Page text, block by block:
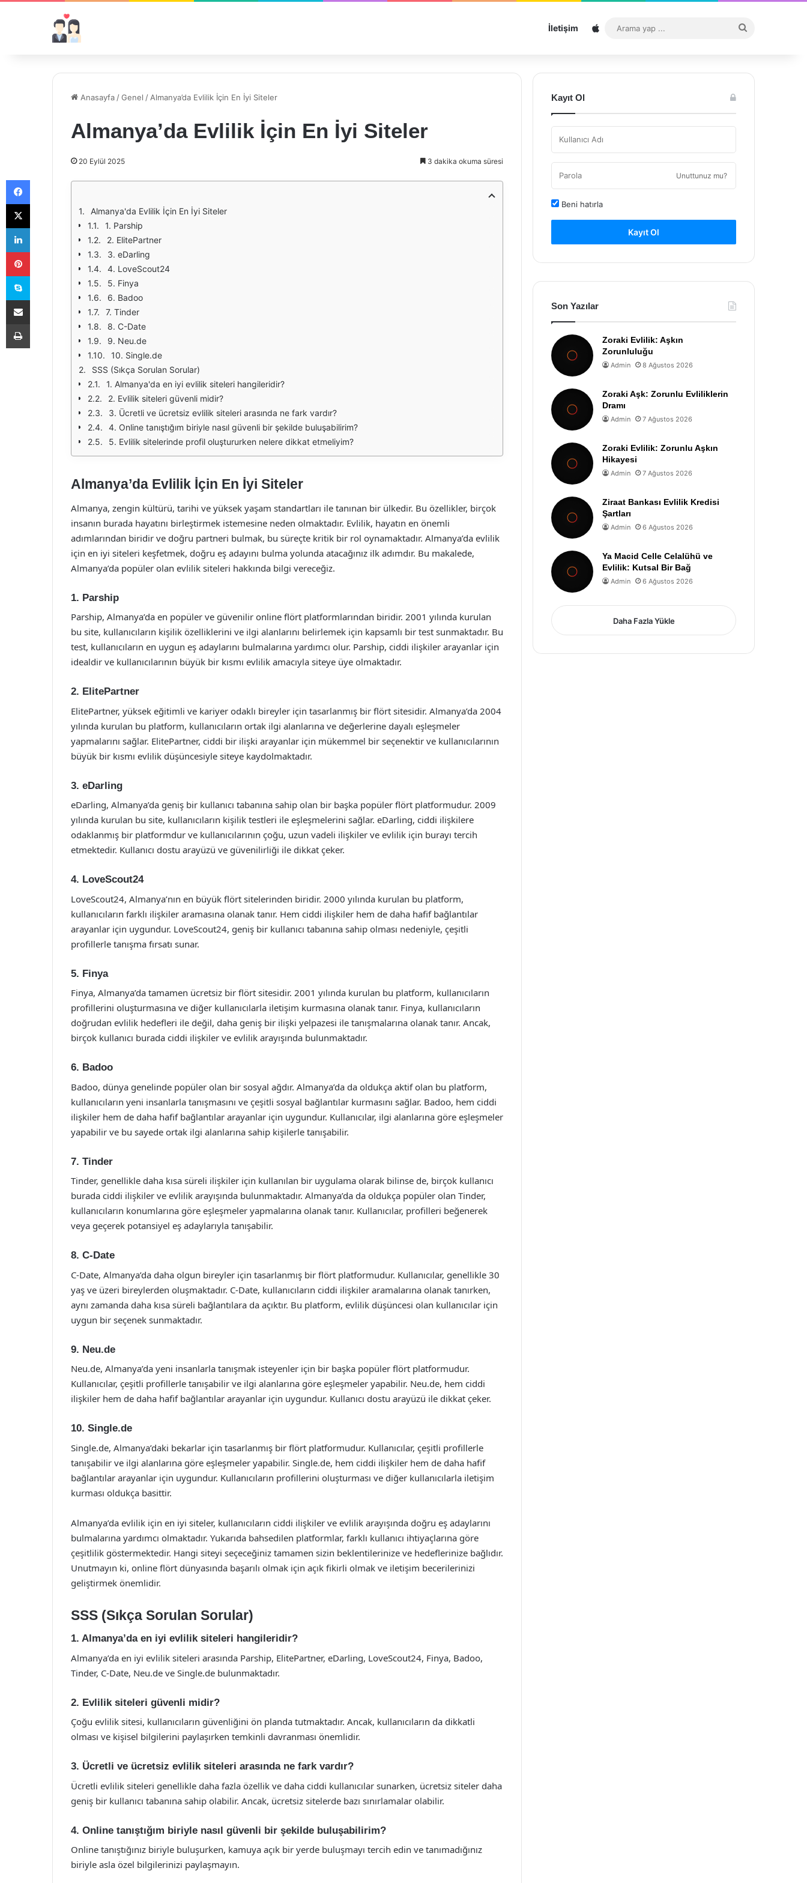
İletişim Sitemap
...
Anasayfa /Genel / Almanya’da Evlilik İçin En İyi Siteler
Almanya’da Evlilik İçin En İyi Siteler
20 Eylül 2025 3 dakika okuma süresi
Almanya'da Evlilik İçin En İyi Siteler
1. Parship
2. ElitePartner
3. eDarling
4. LoveScout24
5. Finya
6. Badoo
7. Tinder
8. C-Date
9. Neu.de
10. Single.de
SSS (Sıkça Sorulan Sorular)
1. Almanya'da en iyi evlilik siteleri hangileridir?
2. Evlilik siteleri güvenli midir?
3. Ücretli ve ücretsiz evlilik siteleri arasında ne fark vardır?
4. Online tanıştığım biriyle nasıl güvenli bir şekilde buluşabilirim?
5. Evlilik sitelerinde profil oluştururken nelere dikkat etmeliyim?
Almanya’da Evlilik İçin En İyi Siteler
Almanya, zengin kültürü, tarihi ve yüksek yaşam standartları ile tanınan bir ülkedir. Bu özellikler, birçok
insanın burada hayatını birleştirmek istemesine neden olmaktadır. Evlilik, hayatın en önemli
adımlarından biridir ve doğru partneri bulmak, bu süreçte kritik bir rol oynamaktadır. Almanya’da evlilik
için en iyi siteleri keşfetmek, doğru eş adayını bulma yolunda atacağınız ilk adımdır. Bu makalede,
Almanya’da popüler olan evlilik siteleri hakkında bilgi vereceğiz.
1. Parship
Parship, Almanya’da en popüler ve güvenilir online flört platformlarından biridir. 2001 yılında kurulan
bu site, kullanıcıların kişilik özelliklerini ve ilgi alanlarını belirlemek için kapsamlı bir test sunmaktadır. Bu
test, kullanıcıların en uygun eş adaylarını bulmalarına yardımcı olur. Parship, ciddi ilişkiler arayanlar için
idealdir ve kullanıcılarının büyük bir kısmı evlilik amacıyla siteye üye olmaktadır.
2. ElitePartner
ElitePartner, yüksek eğitimli ve kariyer odaklı bireyler için tasarlanmış bir flört sitesidir. Almanya’da 2004
yılında kurulan bu platform, kullanıcıların ortak ilgi alanlarına ve değerlerine dayalı eşleşmeler
yapmalarını sağlar. ElitePartner, ciddi bir ilişki arayanlar için mükemmel bir seçenektir ve kullanıcılarının
büyük bir kısmı evlilik düşüncesiyle siteye kaydolmaktadır.
3. eDarling
eDarling, Almanya’da geniş bir kullanıcı tabanına sahip olan bir başka popüler flört platformudur. 2009
yılında kurulan bu site, kullanıcıların kişilik testleri ile eşleşmelerini sağlar. eDarling, ciddi ilişkilere
odaklanmış bir platformdur ve kullanıcılarının çoğu, uzun vadeli ilişkiler ve evlilik için burayı tercih
etmektedir. Kullanıcı dostu arayüzü ve güvenilirliği ile dikkat çeker.
4. LoveScout24
LoveScout24, Almanya’nın en büyük flört sitelerinden biridir. 2000 yılında kurulan bu platform,
kullanıcıların farklı ilişkiler aramasına olanak tanır. Hem ciddi ilişkiler hem de daha hafif bağlantılar
arayanlar için uygundur. LoveScout24, geniş bir kullanıcı tabanına sahip olması nedeniyle, çeşitli
profillerle tanışma fırsatı sunar.
5. Finya
Finya, Almanya’da tamamen ücretsiz bir flört sitesidir. 2001 yılında kurulan bu platform, kullanıcıların
profillerini oluşturmasına ve diğer kullanıcılarla iletişim kurmasına olanak tanır. Finya, kullanıcıların
doğrudan evlilik hedefleri ile değil, daha geniş bir ilişki yelpazesi ile tanışmalarına olanak tanır. Ancak,
birçok kullanıcı burada ciddi ilişkiler ve evlilik arayışında bulunmaktadır.
6. Badoo
Badoo, dünya genelinde popüler olan bir sosyal ağdır. Almanya’da da oldukça aktif olan bu platform,
kullanıcıların yeni insanlarla tanışmasını ve çeşitli sosyal bağlantılar kurmasını sağlar. Badoo, hem ciddi
ilişkiler hem de daha hafif bağlantılar arayanlar için uygundur. Kullanıcılar, ilgi alanlarına göre eşleşmeler
yapabilir ve bu sayede ortak ilgi alanlarına sahip kişilerle tanışabilir.
7. Tinder
Tinder, genellikle daha kısa süreli ilişkiler için kullanılan bir uygulama olarak bilinse de, birçok kullanıcı
burada ciddi ilişkiler ve evlilik arayışında bulunmaktadır. Almanya’da da oldukça popüler olan Tinder,
kullanıcıların konumlarına göre eşleşmeler yapmalarına olanak tanır. Kullanıcılar, profilleri beğenerek
veya geçerek potansiyel eş adaylarıyla tanışabilir.
8. C-Date
C-Date, Almanya’da daha olgun bireyler için tasarlanmış bir flört platformudur. Kullanıcılar, genellikle 30
yaş ve üzeri bireylerden oluşmaktadır. C-Date, kullanıcıların ciddi ilişkiler aramalarına olanak tanırken,
aynı zamanda daha kısa süreli bağlantılara da açıktır. Bu platform, evlilik düşüncesi olan kullanıcılar için
uygun bir seçenek sunmaktadır.
9. Neu.de
Neu.de, Almanya’da yeni insanlarla tanışmak isteyenler için bir başka popüler flört platformudur.
Kullanıcılar, çeşitli profillerle tanışabilir ve ilgi alanlarına göre eşleşmeler yapabilir. Neu.de, hem ciddi
ilişkiler hem de daha hafif bağlantılar arayanlar için uygundur. Kullanıcı dostu arayüzü ile dikkat çeker.
10. Single.de
Single.de, Almanya’daki bekarlar için tasarlanmış bir flört platformudur. Kullanıcılar, çeşitli profillerle
tanışabilir ve ilgi alanlarına göre eşleşmeler yapabilir. Single.de, hem ciddi ilişkiler hem de daha hafif
bağlantılar arayanlar için uygundur. Kullanıcıların profillerini oluşturması ve diğer kullanıcılarla iletişim
kurması oldukça basittir.
Almanya’da evlilik için en iyi siteler, kullanıcıların ciddi ilişkiler ve evlilik arayışında doğru eş adaylarını
bulmalarına yardımcı olmaktadır. Yukarıda bahsedilen platformlar, farklı kullanıcı ihtiyaçlarına göre
çeşitlilik göstermektedir. Hangi siteyi seçeceğiniz tamamen sizin beklentilerinize ve hedeflerinize bağlıdır.
Unutmayın ki, online flört dünyasında başarılı olmak için açık fikirli olmak ve iletişim becerilerinizi
geliştirmek önemlidir.
SSS (Sıkça Sorulan Sorular)
1. Almanya’da en iyi evlilik siteleri hangileridir?
Almanya’da en iyi evlilik siteleri arasında Parship, ElitePartner, eDarling, LoveScout24, Finya, Badoo,
Tinder, C-Date, Neu.de ve Single.de bulunmaktadır.
2. Evlilik siteleri güvenli midir?
Çoğu evlilik sitesi, kullanıcıların güvenliğini ön planda tutmaktadır. Ancak, kullanıcıların da dikkatli
olması ve kişisel bilgilerini paylaşırken temkinli davranması önemlidir.
3. Ücretli ve ücretsiz evlilik siteleri arasında ne fark vardır?
Ücretli evlilik siteleri genellikle daha fazla özellik ve daha ciddi kullanıcılar sunarken, ücretsiz siteler daha
geniş bir kullanıcı tabanına sahip olabilir. Ancak, ücretsiz sitelerde bazı sınırlamalar olabilir.
4. Online tanıştığım biriyle nasıl güvenli bir şekilde buluşabilirim?
Online tanıştığınız biriyle buluşurken, kamuya açık bir yerde buluşmayı tercih edin ve tanımadığınız
biriyle asla özel bilgilerinizi paylaşmayın.
Kayıt Ol
Unuttunuz mu?
Beni hatırla
Kayıt Ol
Son Yazılar
Zoraki Evlilik: Aşkın
Zorunluluğu
Admin 8 Ağustos 2026
Zoraki Aşk: Zorunlu Evliliklerin
Dramı
Admin 7 Ağustos 2026
Zoraki Evlilik: Zorunlu Aşkın
Hikayesi
Admin 7 Ağustos 2026
Ziraat Bankası Evlilik Kredisi
Şartları
Admin 6 Ağustos 2026
Ya Macid Celle Celalühü ve
Evlilik: Kutsal Bir Bağ
Admin 6 Ağustos 2026
Daha Fazla Yükle
Facebook
X
LinkedIn
Pinterest
Skype
E-Posta ile paylaş